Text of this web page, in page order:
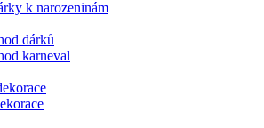
k narozeninám
dárků
karneval